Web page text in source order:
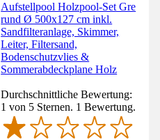
Aufstellpool Holzpool-Set Gre
rund Ø 500x127 cm inkl.
Sandfilteranlage, Skimmer,
Leiter, Filtersand,
Bodenschutzvlies &
Sommerabdeckplane Holz
Durchschnittliche Bewertung:
1 von 5 Sternen. 1 Bewertung.